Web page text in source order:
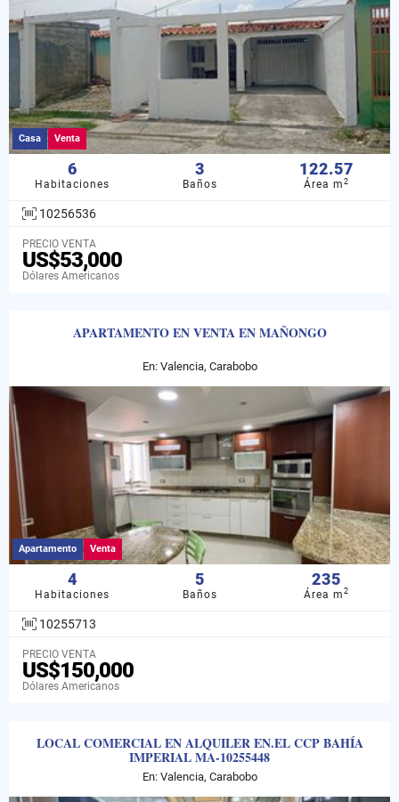
Casa Venta
6
Habitaciones
3
Baños
122.57
Área m2
10256536
PRECIO VENTA
US$53,000
Dólares Americanos
APARTAMENTO EN VENTA EN MAÑONGO
En: Valencia, Carabobo
Apartamento Venta
4
Habitaciones
5
Baños
235
Área m2
10255713
PRECIO VENTA
US$150,000
Dólares Americanos
LOCAL COMERCIAL EN ALQUILER EN.EL CCP BAHÍA
IMPERIAL MA-10255448
En: Valencia, Carabobo